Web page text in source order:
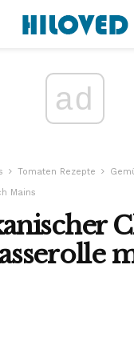
ad
Tomaten Rezepte
Mains